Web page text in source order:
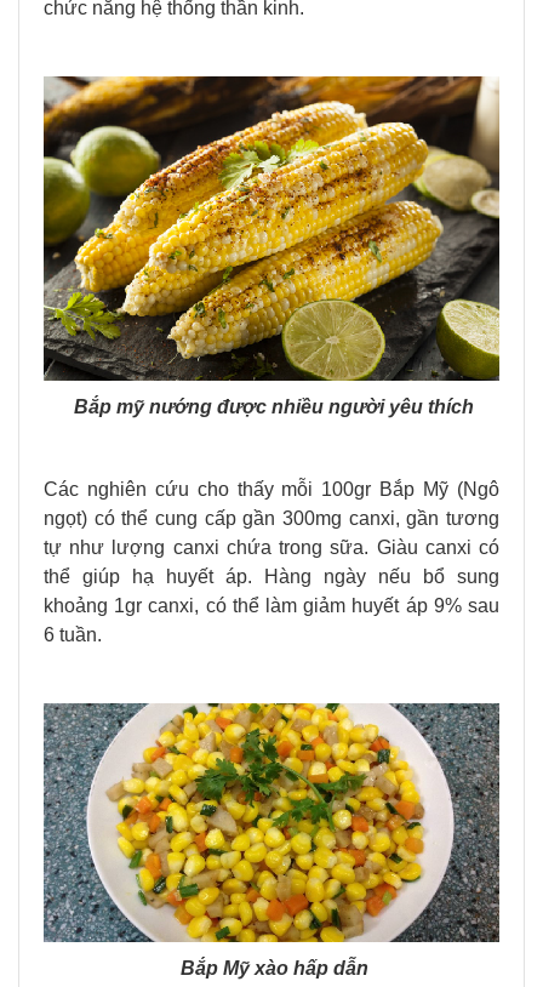
chức năng hệ thống thần kinh.
Bắp mỹ nướng được nhiều người yêu thích
Các nghiên cứu cho thấy mỗi 100gr Bắp Mỹ (Ngô
ngọt) có thể cung cấp gần 300mg canxi, gần tương
tự như lượng canxi chứa trong sữa. Giàu canxi có
thể giúp hạ huyết áp. Hàng ngày nếu bổ sung
khoảng 1gr canxi, có thể làm giảm huyết áp 9% sau
6 tuần.
Bắp Mỹ xào hấp dẫn